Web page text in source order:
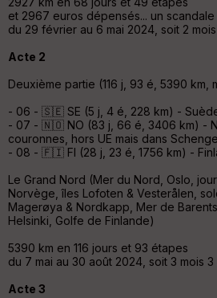
et 2967 euros dépensés... un scandale
du 29 février au 6 mai 2024, soit 2
Acte 2
Deuxième partie (116 j, 93 é, 5390 km,
- 06 - 🇸🇪 SE (5 j, 4 é, 228 km) -
- 07 - 🇳🇴 NO (83 j, 66 é, 3406 km) -
couronnes, hors UE mais dans
- 08 - 🇫🇮 FI (28 j, 23 é, 1756 km) -
Le Grand Nord (Mer du Nord, Oslo,
Norvège, îles Lofoten & Vesterålen,
Magerøya & Nordkapp, Mer de
Helsinki, Golfe de Finlande)
5390 km en 116 jours et 93 étapes
du 7 mai au 30 août 2024, soit 3 mois
Acte 3